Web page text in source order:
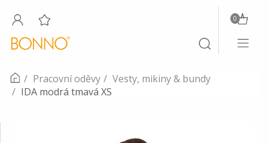
Toggle
search
0
Toggle
Pracovní oděvy
Vesty, mikiny & bundy
IDA modrá tmavá XS